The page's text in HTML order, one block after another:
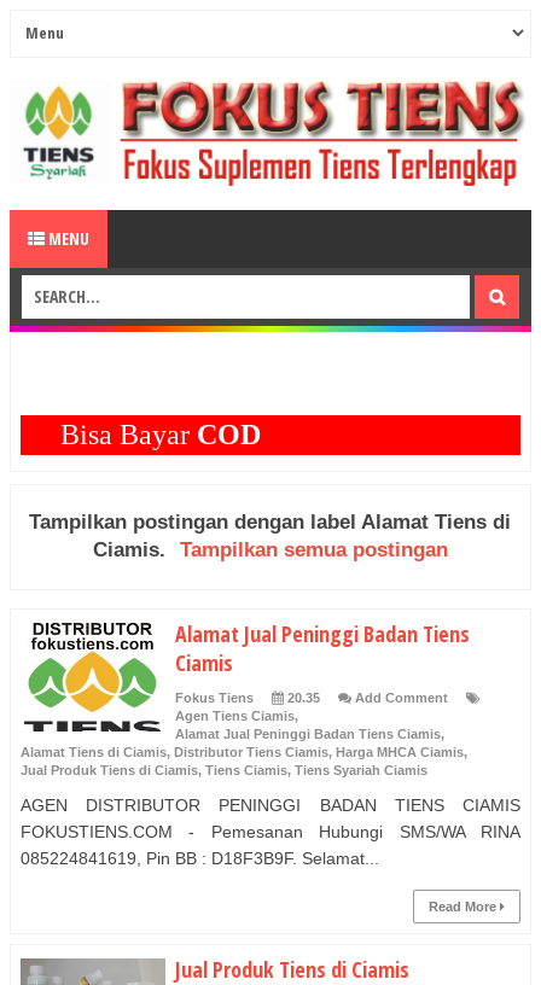
MENU
Bisa BayarCOD
Tampilkan postingan dengan label Alamat Tiens di
Ciamis. Tampilkan semua postingan
Alamat Jual Peninggi Badan Tiens
Ciamis
Fokus Tiens 20.35
Add Comment
Agen Tiens Ciamis,
Alamat Jual Peninggi Badan Tiens Ciamis,
Alamat Tiens di Ciamis, Distributor Tiens Ciamis, Harga MHCA Ciamis,
Jual Produk Tiens di Ciamis, Tiens Ciamis, Tiens Syariah Ciamis
AGEN DISTRIBUTOR PENINGGI BADAN TIENS CIAMIS
FOKUSTIENS.COM - Pemesanan Hubungi SMS/WA RINA
085224841619, Pin BB : D18F3B9F. Selamat...
Read More
Jual Produk Tiens di Ciamis